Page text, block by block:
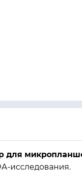
для
исследования.